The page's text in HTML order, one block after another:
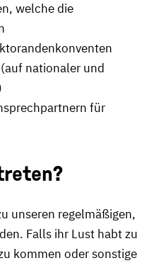
welche die
nationaler und
für
unseren regelmäßigen,
Falls ihr Lust habt zu
kommen oder sonstige